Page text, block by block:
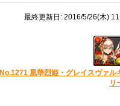
最終更新日: 2016/5/26(木)
No.1271 凰華烈姫・グレイスヴァル
リ